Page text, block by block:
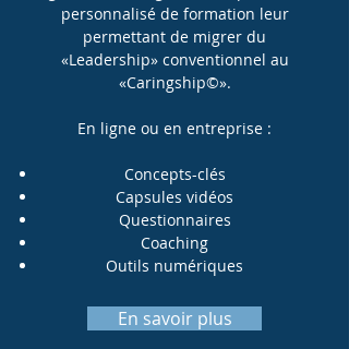
personnalisé de formation leur
permettant de migrer du
«Leadership» conventionnel au
«Caringship©».
En ligne ou en entreprise :
Concepts-clés
Capsules vidéos
Questionnaires
Coaching
Outils numériques
En savoir plus